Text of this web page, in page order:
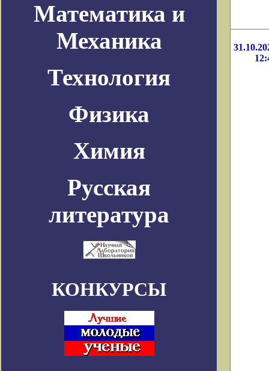
Математика и
Механика
Технология
Физика
Химия
Русская
литература
КОНКУРСЫ